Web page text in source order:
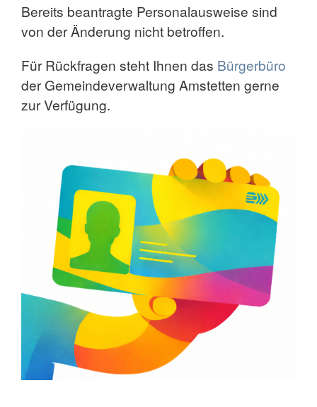
Bereits beantragte Personalausweise sind
von der Änderung nicht betroffen.
Für Rückfragen steht Ihnen das Bürgerbüro
der Gemeindeverwaltung Amstetten gerne
zur Verfügung.